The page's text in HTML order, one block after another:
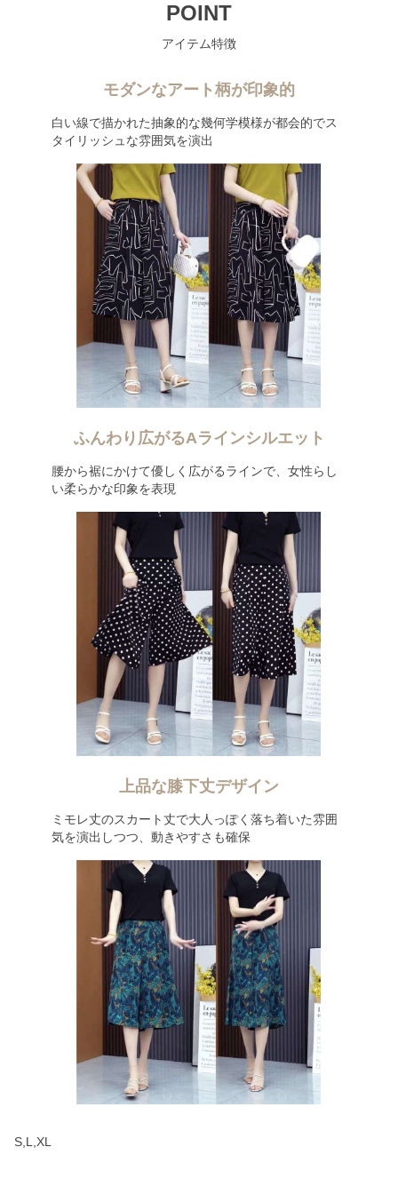
POINT
アイテム特徴
モダンなアート柄が印象的
白い線で描かれた抽象的な幾何学模様が都会的でス
タイリッシュな雰囲気を演出
ふんわり広がるAラインシルエット
腰から裾にかけて優しく広がるラインで、女性らし
い柔らかな印象を表現
上品な膝下丈デザイン
ミモレ丈のスカート丈で大人っぽく落ち着いた雰囲
気を演出しつつ、動きやすさも確保
S,L,XL